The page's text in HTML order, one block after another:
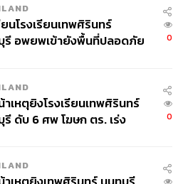
นัลด์ ทรัมป์ ประธานาธิบดี
ประเด็นการเปลี่ยนแปลงทาง
วออกจากข้อตกลงปารีสอย่าง
the US could shape the
even being there ของ
ดินทางมาเข้าร่วม แต่สหรัฐฯ ก็
ระเทศที่เข้าร่วมการประชุม หรือ
เปลี่ยนแปลงสภาพภูมิอากาศ
นโรงเรียนเทพศิรินทร์
รี อพยพเข้ายังพื้นที่ปลอดภัย
0
เหตุยิงโรงเรียนเทพศิรินทร์
รี ดับ 6 ศพ โฆษก ตร. เร่ง
0